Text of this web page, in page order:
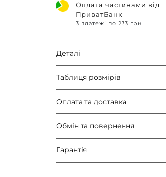
Оплата частинами від
ПриватБанк
3 платежі по 233 грн
Деталі
Таблиця розмірів
Оплата та доставка
Обмін та повернення
Гарантія